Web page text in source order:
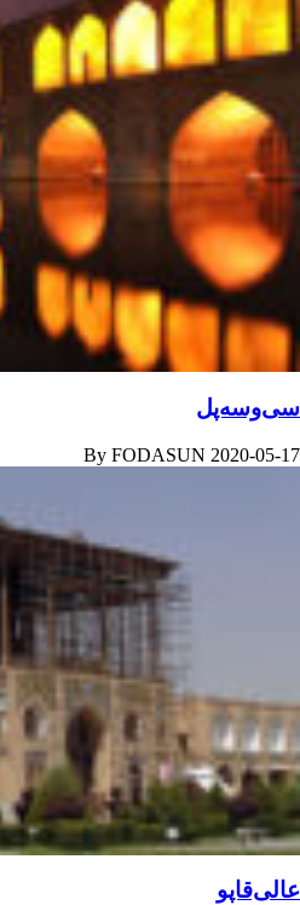
سی‌وسه‌پل
By FODASUN 2020-05-17
عالی‌قاپو